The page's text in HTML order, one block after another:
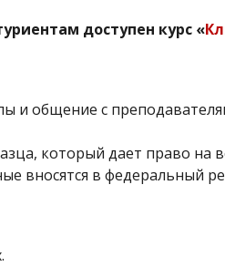
доступен курс «
и общение с
который дает право на
вносятся в федеральный